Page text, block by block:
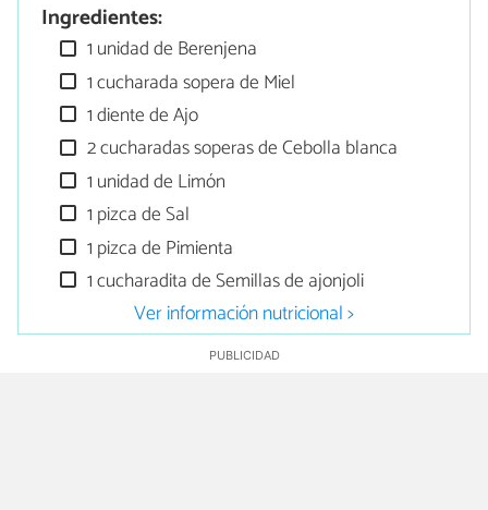
Ingredientes:
1 unidad de Berenjena
1 cucharada sopera de Miel
1 diente de Ajo
2 cucharadas soperas de Cebolla blanca
1 unidad de Limón
1 pizca de Sal
1 pizca de Pimienta
1 cucharadita de Semillas de ajonjoli
Ver información nutricional >